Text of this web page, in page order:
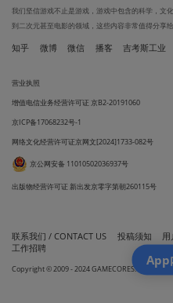
我们坚信游戏不止是游戏，游戏中包含的科学，文
到二次元甚至电影的领域，这些内容非常值得分享给
知乎 微博 微信 播客 吉考斯工业
营业执照
增值电信业务经营许可证 京B2-20191060
京ICP备17068232号-1
网络文化经营许可证京网文[2024]1733-082号
京公网安备 11010502036937号
出版物经营许可证 新出发京零字第朝260115号
联系我们 / CONTACT US 投稿须知 用
工作招聘
Copyright © 2009 - 2024 GAMECORES. All Rights
App